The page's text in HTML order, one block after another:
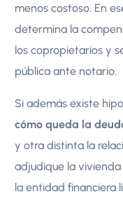
menos costoso. En
determina la
los copropietarios y
pública ante notario.
Si además existe
cómo queda la
y otra distinta la
adjudique la
la entidad financiera